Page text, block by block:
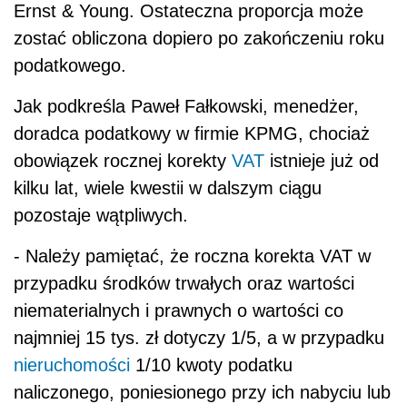
Ernst & Young. Ostateczna proporcja może
zostać obliczona dopiero po zakończeniu roku
podatkowego.
Jak podkreśla Paweł Fałkowski, menedżer,
doradca podatkowy w firmie KPMG, chociaż
obowiązek rocznej korekty VAT istnieje już od
kilku lat, wiele kwestii w dalszym ciągu
pozostaje wątpliwych.
- Należy pamiętać, że roczna korekta VAT w
przypadku środków trwałych oraz wartości
niematerialnych i prawnych o wartości co
najmniej 15 tys. zł dotyczy 1/5, a w przypadku
nieruchomości 1/10 kwoty podatku
naliczonego, poniesionego przy ich nabyciu lub